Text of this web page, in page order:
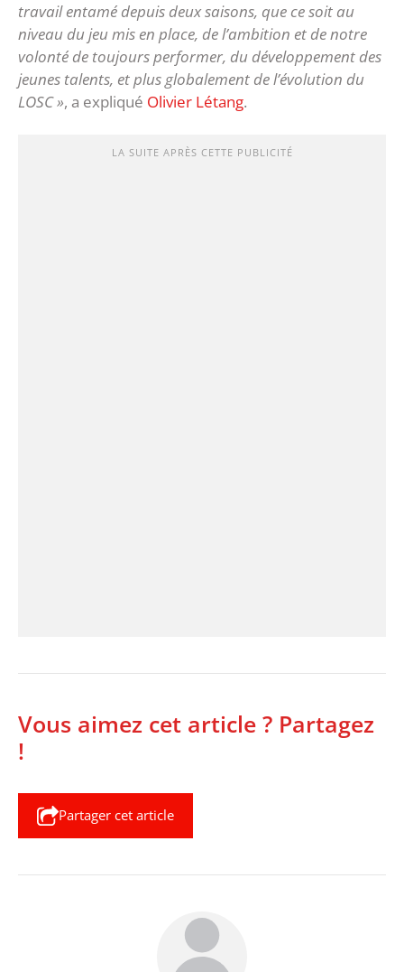
travail entamé depuis deux saisons, que ce soit au
niveau du jeu mis en place, de l’ambition et de notre
volonté de toujours performer, du développement des
jeunes talents, et plus globalement de l’évolution du
LOSC », a expliqué Olivier Létang.
LA SUITE APRÈS CETTE PUBLICITÉ
Vous aimez cet article ? Partagez
!
Partager cet article